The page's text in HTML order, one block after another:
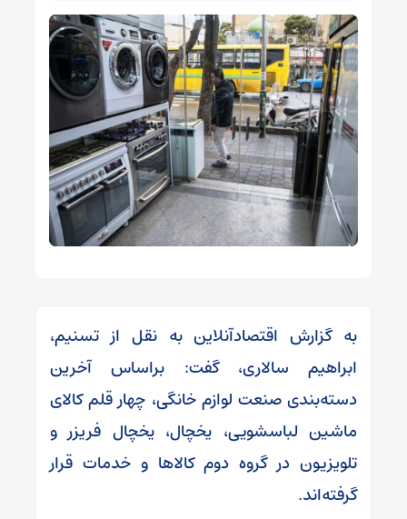
به گزارش اقتصادآنلاین به نقل از تسنیم،
ابراهیم سالاری، گفت: براساس آخرین
دسته‌بندی صنعت لوازم خانگی، چهار قلم کالای
ماشین لباسشویی، یخچال، یخچال فریزر و
تلویزیون در گروه دوم کالاها و خدمات قرار
گرفته‌اند.